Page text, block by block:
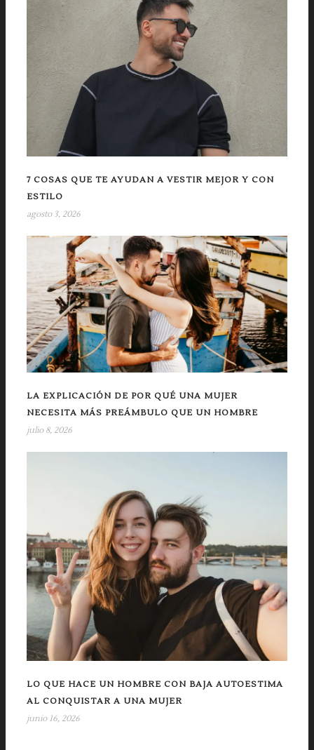
7 COSAS QUE TE AYUDAN A VESTIR MEJOR Y CON
ESTILO
agosto 3, 2026
LA EXPLICACIÓN DE POR QUÉ UNA MUJER
NECESITA MÁS PREÁMBULO QUE UN HOMBRE
julio 8, 2026
LO QUE HACE UN HOMBRE CON BAJA AUTOESTIMA
AL CONQUISTAR A UNA MUJER
junio 16, 2026